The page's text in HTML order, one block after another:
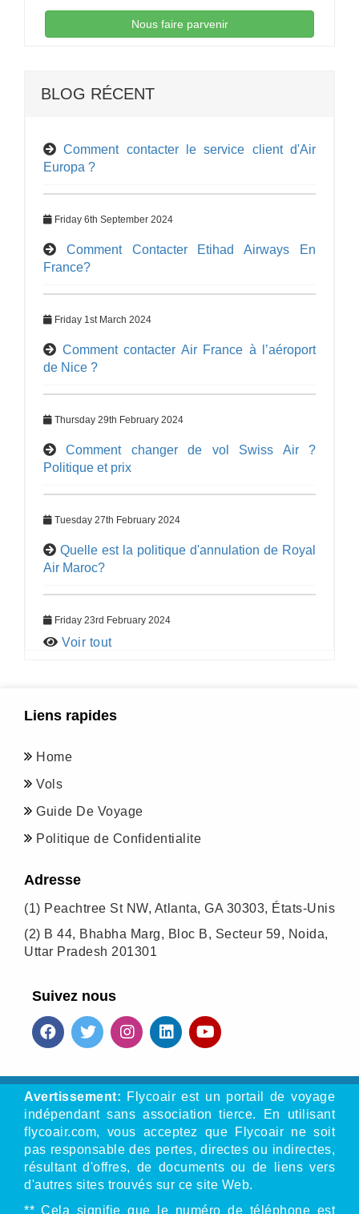
Nous faire parvenir
BLOG RÉCENT
Comment contacter le service client d'Air
Europa ?
Friday 6th September 2024
Comment Contacter Etihad Airways En
France?
Friday 1st March 2024
Comment contacter Air France à l’aéroport
de Nice ?
Thursday 29th February 2024
Comment changer de vol Swiss Air ?
Politique et prix
Tuesday 27th February 2024
Quelle est la politique d'annulation de Royal
Air Maroc?
Friday 23rd February 2024
Voir tout
Liens rapides
Home
Vols
Guide De Voyage
Politique de Confidentialite
Adresse
(1) Peachtree St NW, Atlanta, GA 30303, États-Unis
(2) B 44, Bhabha Marg, Bloc B, Secteur 59, Noida,
Uttar Pradesh 201301
Suivez nous
Avertissement: Flycoair est un portail de voyage
indépendant sans association tierce. En utilisant
flycoair.com, vous acceptez que Flycoair ne soit
pas responsable des pertes, directes ou indirectes,
résultant d'offres, de documents ou de liens vers
d'autres sites trouvés sur ce site Web.
** Cela signifie que le numéro de téléphone est